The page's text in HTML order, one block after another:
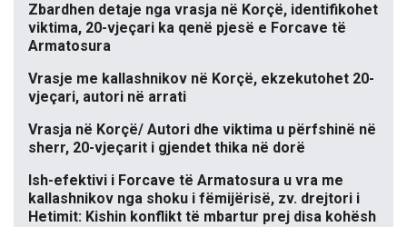
Zbardhen detaje nga vrasja në Korçë, identifikohet
viktima, 20-vjeçari ka qenë pjesë e Forcave të
Armatosura
Vrasje me kallashnikov në Korçë, ekzekutohet 20-
vjeçari, autori në arrati
Vrasja në Korçë/ Autori dhe viktima u përfshinë në
sherr, 20-vjeçarit i gjendet thika në dorë
Ish-efektivi i Forcave të Armatosura u vra me
kallashnikov nga shoku i fëmijërisë, zv. drejtori i
Hetimit: Kishin konflikt të mbartur prej disa kohësh